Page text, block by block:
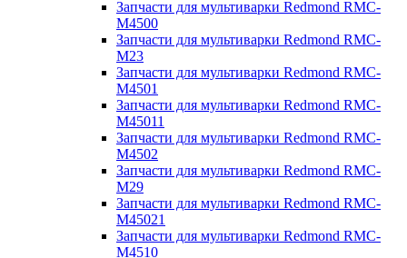
Запчасти для мультиварки Redmond RMC-
M4500
Запчасти для мультиварки Redmond RMC-
M23
Запчасти для мультиварки Redmond RMC-
M4501
Запчасти для мультиварки Redmond RMC-
M45011
Запчасти для мультиварки Redmond RMC-
M4502
Запчасти для мультиварки Redmond RMC-
M29
Запчасти для мультиварки Redmond RMC-
M45021
Запчасти для мультиварки Redmond RMC-
M4510